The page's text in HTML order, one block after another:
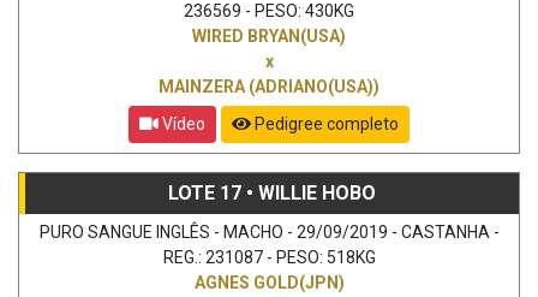
236569 - PESO: 430KG
WIRED BRYAN(USA)
x
MAINZERA (ADRIANO(USA))
Vídeo
Pedigree completo
LOTE 17 • WILLIE HOBO
PURO SANGUE INGLÊS - MACHO - 29/09/2019 - CASTANHA -
REG.: 231087 - PESO: 518KG
AGNES GOLD(JPN)